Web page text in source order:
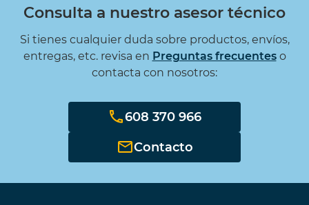
Consulta a nuestro asesor técnico
Si tienes cualquier duda sobre productos, envíos,
entregas, etc. revisa en Preguntas frecuenteso
contacta con nosotros:
608 370 966
Contacto